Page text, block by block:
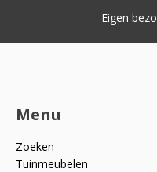
Eigen
Menu
Zoeken
Tuinmeubelen